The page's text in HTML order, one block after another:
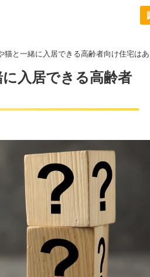
向け住宅 高齢者向け住宅関連
と一緒に入居できる高齢者向け住宅はあ
入居できる高齢者